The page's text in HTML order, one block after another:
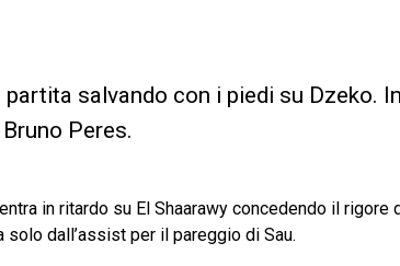
partita salvando con i piedi su Dzeko.
Peres.
in ritardo su El Shaarawy concedendo il
dall’assist per il pareggio di Sau.